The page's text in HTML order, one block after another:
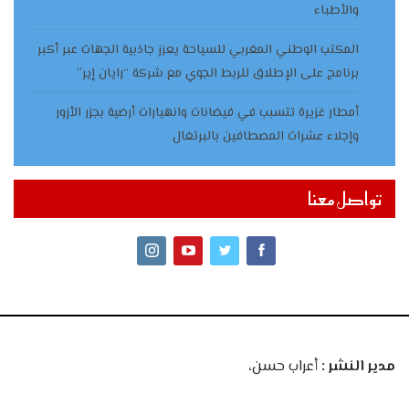
والأطباء
المكتب الوطني المغربي للسياحة يعزز جاذبية الجهات عبر أكبر
برنامج على الإطلاق للربط الجوي مع شركة “رايان إير”
أمطار غزيرة تتسبب في فيضانات وانهيارات أرضية بجزر الأزور
وإجلاء عشرات المصطافين بالبرتغال
تواصل معنا
مدير النشر :أعراب حسن،